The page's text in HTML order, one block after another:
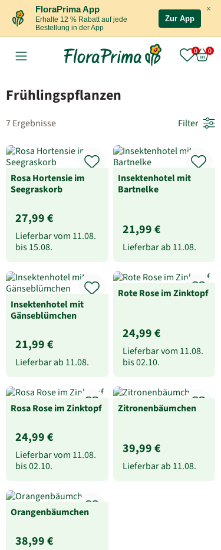
×
FloraPrima App
Erhalte 12 % Rabatt auf jede
Bestellung in der App
Zur App
Frühlingspflanzen
7 Ergebnisse Filter
Rosa Hortensie im
Seegraskorb
27,99 €
Lieferbar vom 11.08.
bis 15.08.
Insektenhotel mit
Bartnelke
21,99 €
Lieferbar ab 11.08.
Insektenhotel mit
Gänseblümchen
21,99 €
Lieferbar ab 11.08.
Rote Rose im Zinktopf
24,99 €
Lieferbar vom 11.08.
bis02.10.
Rosa Rose im Zinktopf
24,99 €
Lieferbar vom 11.08.
bis02.10.
Zitronenbäumchen
39,99 €
Lieferbar ab 11.08.
Orangenbäumchen
38,99 €